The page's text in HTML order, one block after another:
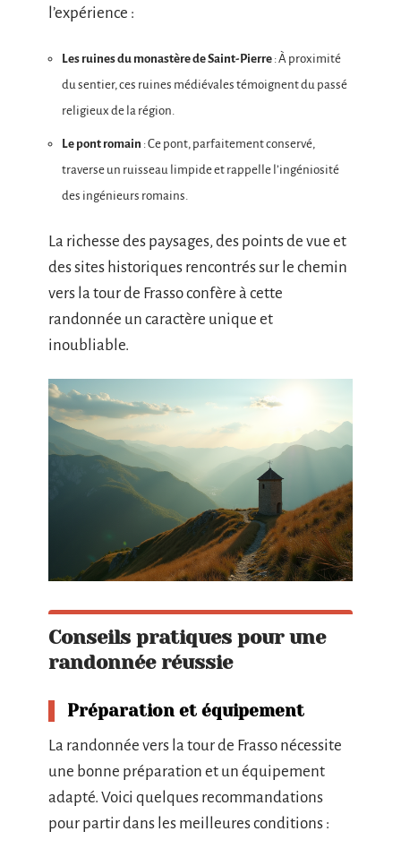
l’expérience :
Les ruines du monastère de Saint-Pierre : À proximité
du sentier, ces ruines médiévales témoignent du passé
religieux de la région.
Le pont romain : Ce pont, parfaitement conservé,
traverse un ruisseau limpide et rappelle l’ingéniosité
des ingénieurs romains.
La richesse des paysages, des points de vue et
des sites historiques rencontrés sur le chemin
vers la tour de Frasso confère à cette
randonnée un caractère unique et
inoubliable.
Conseils pratiques pour une
randonnée réussie
Préparation et équipement
La randonnée vers la tour de Frasso nécessite
une bonne préparation et un équipement
adapté. Voici quelques recommandations
pour partir dans les meilleures conditions :